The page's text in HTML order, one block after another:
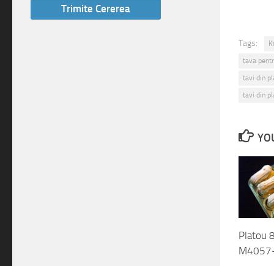
Tags:
tava
tavi din
tavi din
Platou